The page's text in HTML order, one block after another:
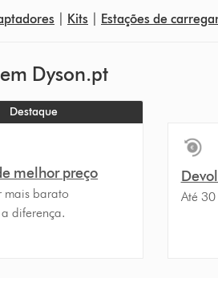
Kits Estações de
Dyson.pt
Destaque
melhor preço
mais barato
diferença.
Até